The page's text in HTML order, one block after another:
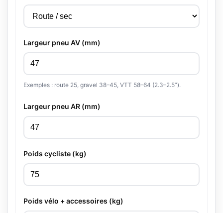
Largeur pneu AV (mm)
Exemples : route 25, gravel 38–45, VTT 58–64 (2.3–2.5”).
Largeur pneu AR (mm)
Poids cycliste (kg)
Poids vélo + accessoires (kg)